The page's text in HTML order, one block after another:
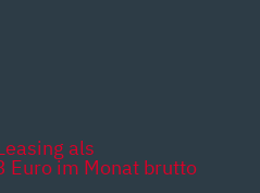
als
Euro im Monat brutto